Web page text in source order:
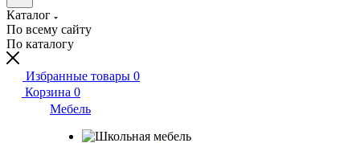
Каталог
По всему сайту
По каталогу
Избранные товары 0
Корзина 0
Мебель